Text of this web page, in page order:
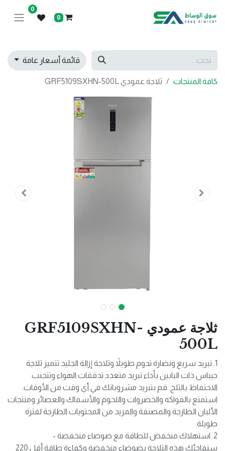
0
0
قائمة أسعار عامة
كافة المنتجات ثلاجة عمودي GRF5109SXHN-500L
ثلاجة عمودي GRF5109SXHN-
500L
1. تبريد سريع ونضارة تدوم طويلاً وثلاجة إزالة الجليد تتميز ثلاجة
جيباس ذات البابين بأداء تبريد متعدد تدفقات الهواء وتتجنب
الاحتفاظ بالثلج. قم بتبريد مشروباتك في أي وقت من الأوقات.
استمتع بالفواكه والخضروات واللحوم والأسماك والعصائر ومنتجات
الألبان الطازجة والمصنفة والمزيد من المحتويات الطازجة لفترة
طويلة.
2. استهلاك منخفض للطاقة مع ضوضاء منخفضة -
ستفاجئك هذه الثلاجة بضوضاء منخفضة وكفاءة طاقة أقل 220